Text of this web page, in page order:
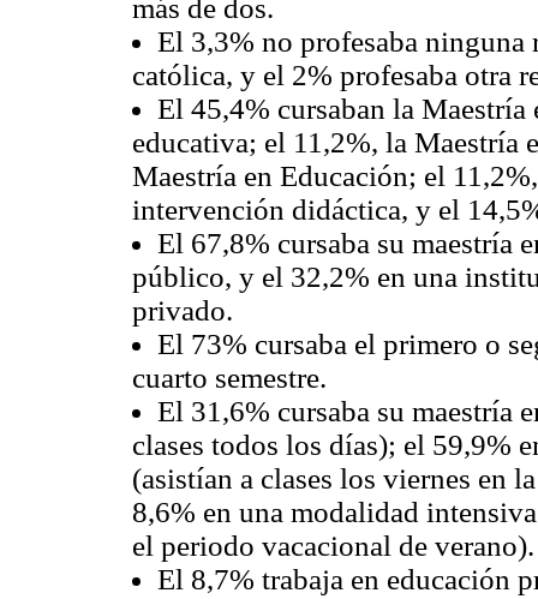
más de dos.
El 3,3% no profesaba
católica, y el 2% profesaba otra
El 45,4% cursaban la
educativa; el 11,2%, la Maestría
Maestría en Educación; el
intervención didáctica, y el
El 67,8% cursaba su maestría
público, y el 32,2% en una
privado.
El 73% cursaba el primero o
cuarto semestre.
El 31,6% cursaba su maestría
clases todos los días); el 59,9%
(asistían a clases los viernes en
8,6% en una modalidad
el periodo vacacional de verano).
El 8,7% trabaja en educación